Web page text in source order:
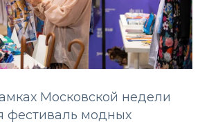
Московской недели
фестиваль модных